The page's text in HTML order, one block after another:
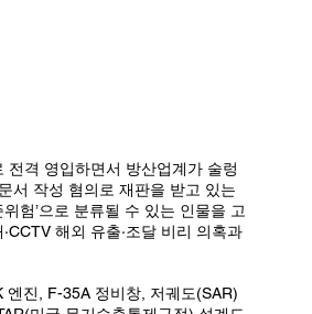
서 작성 혐의로 재판을 받고 있는
험’으로 분류될 수 있는 인물을 고
해외 유출·조달 비리 의혹과